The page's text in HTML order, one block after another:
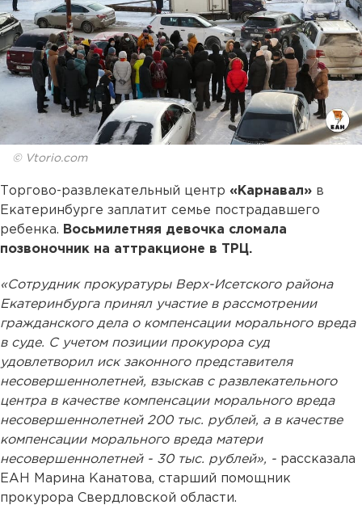
© Vtorio.com
Торгово-развлекательный центр «Карнавал» в
Екатеринбурге заплатит семье пострадавшего
ребенка. Восьмилетняя девочка сломала
позвоночник на аттракционе в ТРЦ.
«Сотрудник прокуратуры Верх-Исетского района
Екатеринбурга принял участие в рассмотрении
гражданского дела о компенсации морального вреда
в суде. С учетом позиции прокурора суд
удовлетворил иск законного представителя
несовершеннолетней, взыскав с развлекательного
центра в качестве компенсации морального вреда
несовершеннолетней 200 тыс. рублей, а в качестве
компенсации морального вреда матери
несовершеннолетней - 30 тыс. рублей», - рассказала
ЕАН Марина Канатова, старший помощник
прокурора Свердловской области.